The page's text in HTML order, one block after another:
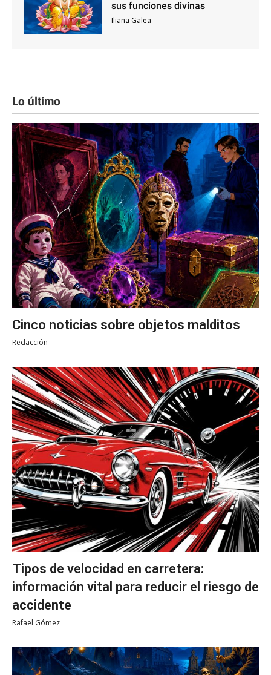
sus funciones divinas
Iliana Galea
Lo último
Cinco noticias sobre objetos malditos
Redacción
Tipos de velocidad en carretera:
información vital para reducir el riesgo de
accidente
Rafael Gómez